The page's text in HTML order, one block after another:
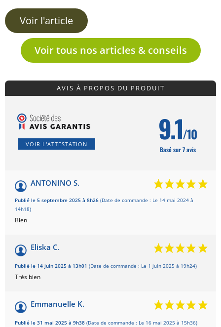
Voir l'article
Voir tous nos articles & conseils
AVIS À PROPOS DU PRODUIT
VOIR L'ATTESTATION 9.1/10
Basé sur 7 avis
ANTONINO S.
Publié le 5 septembre 2025 à 8h26 (Date de commande : Le 14 mai 2024 à
14h18)
Bien
Eliska C.
Publié le 14 juin 2025 à 13h01 (Date de commande : Le 1 juin 2025 à 19h24)
Très bien
Emmanuelle K.
Publié le 31 mai 2025 à 9h38 (Date de commande : Le 16 mai 2025 à 15h36)